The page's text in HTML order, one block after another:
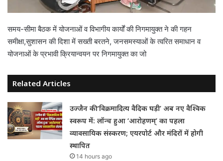
समय-सीमा बैठक में योजनाओं व विभागीय कार्यों की निगमायुक्त ने की गहन
समीक्षा,सुशासन की दिशा में सख्ती बरतने, जनसमस्याओं के त्वरित समाधान व
योजनाओं के प्रभावी क्रियान्वयन पर निगमायुक्त का जो
Related Articles
उज्जैन की ‘विक्रमादित्य वैदिक घड़ी’ अब नए वैश्विक
स्वरूप में: लॉन्च हुआ ‘आरोहणम्’ का पहला
व्यावसायिक संस्करण; एयरपोर्ट और मंदिरों में होगी
स्थापित
14 hours ago